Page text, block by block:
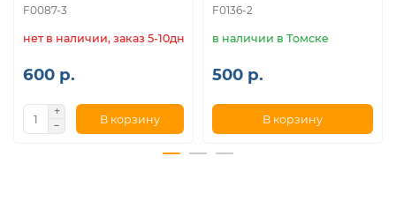
F0087-3
нет в наличии, заказ 5-10дн.
600 р.
В корзину
F0136-2
в наличии в Томске
500 р.
В корзину